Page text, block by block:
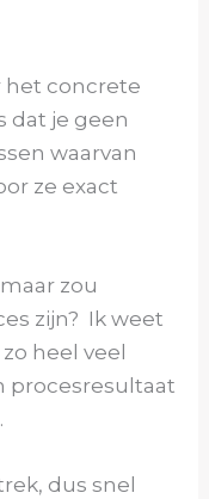
het concrete
dat je geen
waarvan
ze exact
zou
zijn? Ik weet
heel veel
procesresultaat
dus snel